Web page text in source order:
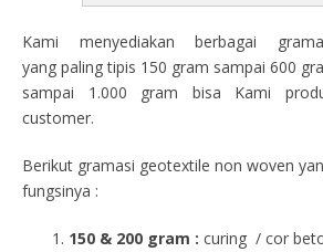
Kami menyediakan berbagai
yang paling tipis 150 gram sampai 600
sampai 1.000 gram bisa Kami
customer.
Berikut gramasi geotextile non woven
fungsinya :
150 & 200 gram : curing / cor